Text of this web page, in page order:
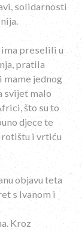
solidarnosti
preselili u
pratila
mame jednog
svijet malo
što su to
djece te
i vrtiću
objavu teta
s Ivanom i
Kroz